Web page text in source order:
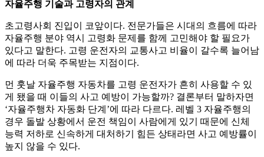
자율주행 기술과 고령자의 관계
초고령사회 진입이 코앞이다. 전문가들은 시대의 흐름에 따라
자율주행 분야 역시 고령화 문제를 함께 고민해야 할 필요가
있다고 말한다. 고령 운전자의 교통사고 비율이 갈수록 늘어남
에 따라 더욱 주목받는 지점이다.
먼 훗날 자율주행 자동차를 고령 운전자가 흔히 사용할 수 있
게 됐을 때 이들의 사고 예방이 가능할까? 결론부터 말하자면
‘자율주행차 자동화 단계’에 따라 다르다. 레벨 3 자율주행의
경우 돌발 상황에서 운전 책임이 사람에게 있기 때문에 신체
능력 저하로 신속하게 대처하기 힘든 상태라면 사고 예방률이
높지 않을 수 있다.